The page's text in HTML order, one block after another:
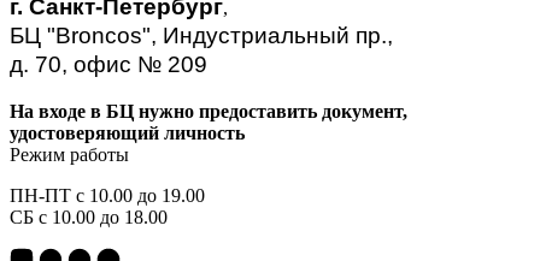
г. Санкт-Петербург,
БЦ "Broncos", Индустриальный пр.,
д. 70, офис № 209
На входе в БЦ нужно предоставить документ,
удостоверяющий личность
Режим работы
ПН-ПТ с 10.00 до 19.00
СБ с 10.00 до 18.00